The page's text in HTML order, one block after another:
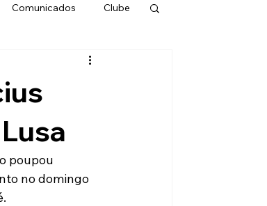
Comunicados Clube
Feminino
Sócio-Torcedor
poupou
no domingo